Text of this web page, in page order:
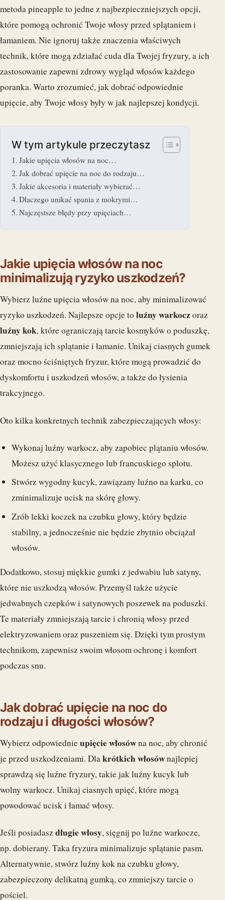
metoda pineapple to jedne z najbezpieczniejszych opcji,
które pomogą ochronić Twoje włosy przed splątaniem i
łamaniem. Nie ignoruj także znaczenia właściwych
technik, które mogą zdziałać cuda dla Twojej fryzury, a ich
zastosowanie zapewni zdrowy wygląd włosów każdego
poranka. Warto zrozumieć, jak dobrać odpowiednie
upięcie, aby Twoje włosy były w jak najlepszej kondycji.
W tym artykule przeczytasz
Jakie upięcia włosów na noc…
Jak dobrać upięcie na noc do rodzaju…
Jakie akcesoria i materiały wybierać…
Dlaczego unikać spania z mokrymi…
Najczęstsze błędy przy upięciach…
Jakie upięcia włosów na noc
minimalizują ryzyko uszkodzeń?
Wybierz luźne upięcia włosów na noc, aby minimalizować
ryzyko uszkodzeń. Najlepsze opcje to luźny warkoczoraz
luźny kok, które ograniczają tarcie kosmyków o poduszkę,
zmniejszają ich splątanie i łamanie. Unikaj ciasnych gumek
oraz mocno ściśniętych fryzur, które mogą prowadzić do
dyskomfortu i uszkodzeń włosów, a także do łysienia
trakcyjnego.
Oto kilka konkretnych technik zabezpieczających włosy:
Wykonaj luźny warkocz, aby zapobiec plątaniu włosów.
Możesz użyć klasycznego lub francuskiego splotu.
Stwórz wygodny kucyk, zawiązany luźno na karku, co
zminimalizuje ucisk na skórę głowy.
Zrób lekki koczek na czubku głowy, który będzie
stabilny, a jednocześnie nie będzie zbytnio obciążał
włosów.
Dodatkowo, stosuj miękkie gumki z jedwabiu lub satyny,
które nie uszkodzą włosów. Przemyśl także użycie
jedwabnych czepków i satynowych poszewek na poduszki.
Te materiały zmniejszają tarcie i chronią włosy przed
elektryzowaniem oraz puszeniem się. Dzięki tym prostym
technikom, zapewnisz swoim włosom ochronę i komfort
podczas snu.
Jak dobrać upięcie na noc do
rodzaju i długości włosów?
Wybierz odpowiednieupięcie włosówna noc, aby chronić
je przed uszkodzeniami. Dlakrótkich włosównajlepiej
sprawdzą się luźne fryzury, takie jak luźny kucyk lub
wolny warkocz. Unikaj ciasnych upięć, które mogą
powodować ucisk i łamać włosy.
Jeśli posiadaszdługie włosy, sięgnij po luźne warkocze,
np. dobierany. Taka fryzura minimalizuje splątanie pasm.
Alternatywnie, stwórz luźny kok na czubku głowy,
zabezpieczony delikatną gumką, co zmniejszy tarcie o
pościel.